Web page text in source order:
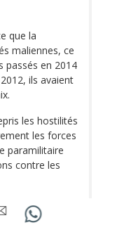
que la
maliennes, ce
passés en 2014
ils avaient
les hostilités
les forces
paramilitaire
contre les